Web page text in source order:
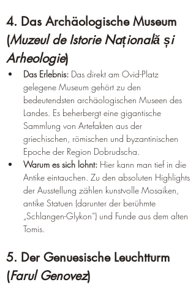
4. Das Archäologische Museum
(Muzeul de Istorie Națională și
Arheologie)
Das Erlebnis: Das direkt am Ovid-Platz
gelegene Museum gehört zu den
bedeutendsten archäologischen Museen des
Landes. Es beherbergt eine gigantische
Sammlung von Artefakten aus der
griechischen, römischen und byzantinischen
Epoche der Region Dobrudscha.
Warum es sich lohnt: Hier kann man tief in die
Antike eintauchen. Zu den absoluten Highlights
der Ausstellung zählen kunstvolle Mosaiken,
antike Statuen (darunter der berühmte
„Schlangen-Glykon“) und Funde aus dem alten
Tomis.
5. Der Genuesische Leuchtturm
(Farul Genovez)